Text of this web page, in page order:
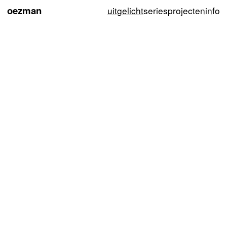
oezman uitgelichtseriesprojecteninfo